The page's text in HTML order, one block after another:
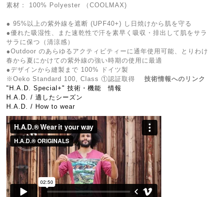
素材： 100% Polyester （COOLMAX)
● 95%以上の紫外線を遮断 (UPF40+) し日焼けから肌を守る
●優れた吸湿性、また速乾性で汗を素早く吸収・排出して肌をサラ
サラに保つ（清涼感）
●Outdoor のあらゆるアクティビティーに通年使用可能、とりわけ
春から夏にかけての紫外線の強い時期の使用に最適
●デザインから縫製まで 100% ドイツ製
※Oeko Standard 100, Class ①認証取得技術情報へのリンク
"H.A.D. Special+" 技術・機能 情報
H.A.D. / 適したシーズン
H.A.D. / How to wear